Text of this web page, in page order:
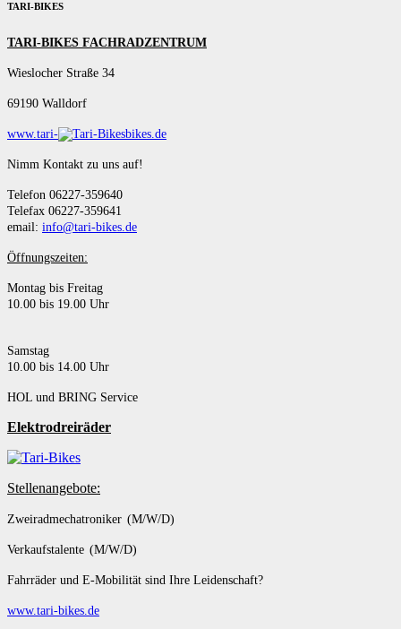
TARI-BIKES
TARI-BIKES FACHRADZENTRUM
Wieslocher Straße 34
69190 Walldorf
www.tari- bikes.de
Nimm Kontakt zu uns auf!
Telefon 06227-359640
Telefax 06227-359641
email: info@tari-bikes.de
Öffnungszeiten:
Montag bis Freitag
10.00 bis 19.00 Uhr
Samstag
10.00 bis 14.00 Uhr
HOL und BRING Service
Elektrodreiräder
Stellenangebote:
Zweiradmechatroniker (M/W/D)
Verkaufstalente (M/W/D)
Fahrräder und E-Mobilität sind Ihre Leidenschaft?
www.tari-bikes.de